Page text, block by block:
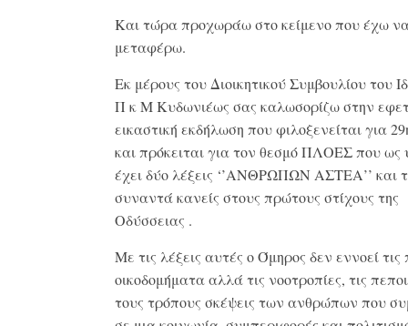
Και τώρα προχωράω στο κείμενο που έχω
μεταφέρω.
Εκ μέρους του Διοικητικού Συμβουλίου του
Π κ Μ Κυδωνιέως σας καλωσορίζω στην
εικαστική εκδήλωση που φιλοξενείται για 29
και πρόκειται για τον θεσμό ΠΛΟΕΣ που ως
έχει δύο λέξεις ‘’ΑΝΘΡΩΠΩΝ ΑΣΤΕΑ’’ και
συναντά κανείς στους πρώτους στίχους της
Οδύσσειας .
Με τις λέξεις αυτές ο Όμηρος δεν εννοεί τις
οικοδομήματα αλλά τις νοοτροπίες, τις
τους τρόπους σκέψεις των ανθρώπων που